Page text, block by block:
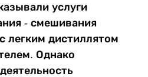
услуги
- смешивания
легким дистиллятом
Однако